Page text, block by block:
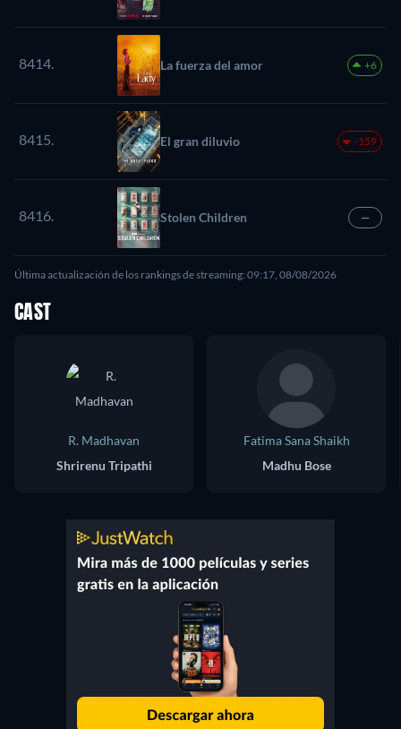
8414. La fuerza del amor +6
8415. El gran diluvio -159
8416. Stolen Children —
Última actualización de los rankings de streaming: 09:17, 08/08/2026
CAST
R. Madhavan
Shrirenu Tripathi
Fatima Sana Shaikh
Madhu Bose